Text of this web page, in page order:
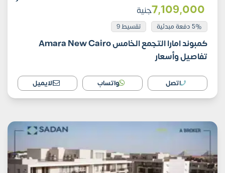
7٬109٬000جنية
5% دفعة مبدئية تقسيط 9
كمبوند امارا التجمع الخامس Amara New Cairo
تفاصيل وأسعار
اتصل واتساب الايميل